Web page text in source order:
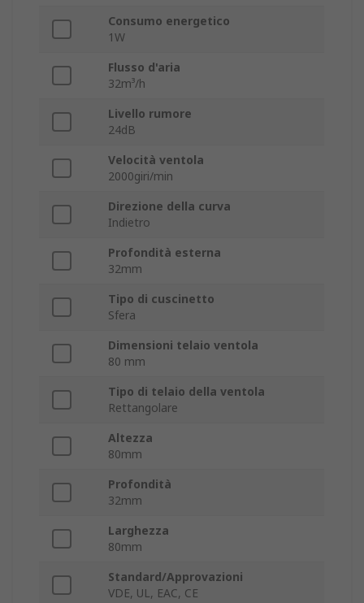
Consumo energetico
1W
Flusso d'aria
32m³/h
Livello rumore
24dB
Velocità ventola
2000giri/min
Direzione della curva
Indietro
Profondità esterna
32mm
Tipo di cuscinetto
Sfera
Dimensioni telaio ventola
80 mm
Tipo di telaio della ventola
Rettangolare
Altezza
80mm
Profondità
32mm
Larghezza
80mm
Standard/Approvazioni
VDE, UL, EAC, CE